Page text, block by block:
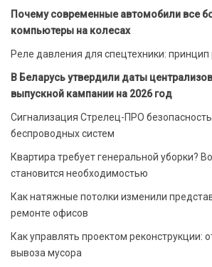
Почему современные автомобили все
компьютеры на колесах
Реле давления для спецтехники:
В Беларусь утвердили даты
выпускной кампании на 2026 год
Сигнализация Стрелец-ПРО
беспроводных систем
Квартира требует генеральной уборки?
становится необходимостью
Как натяжные потолки изменили
ремонте офисов
Как управлять проектом реконструкции:
вывоза мусора